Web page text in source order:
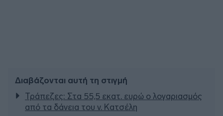
Διαβάζονται αυτή τη στιγμή
Τράπεζες: Στα 55,5 εκατ. ευρώ ο λογαριασμός
από τα δάνεια του ν. Κατσέλη